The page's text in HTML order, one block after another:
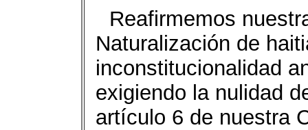
Reafirmemos
Naturalización de
inconstitucionalidad
exigiendo la nulidad
artículo 6 de nuestra